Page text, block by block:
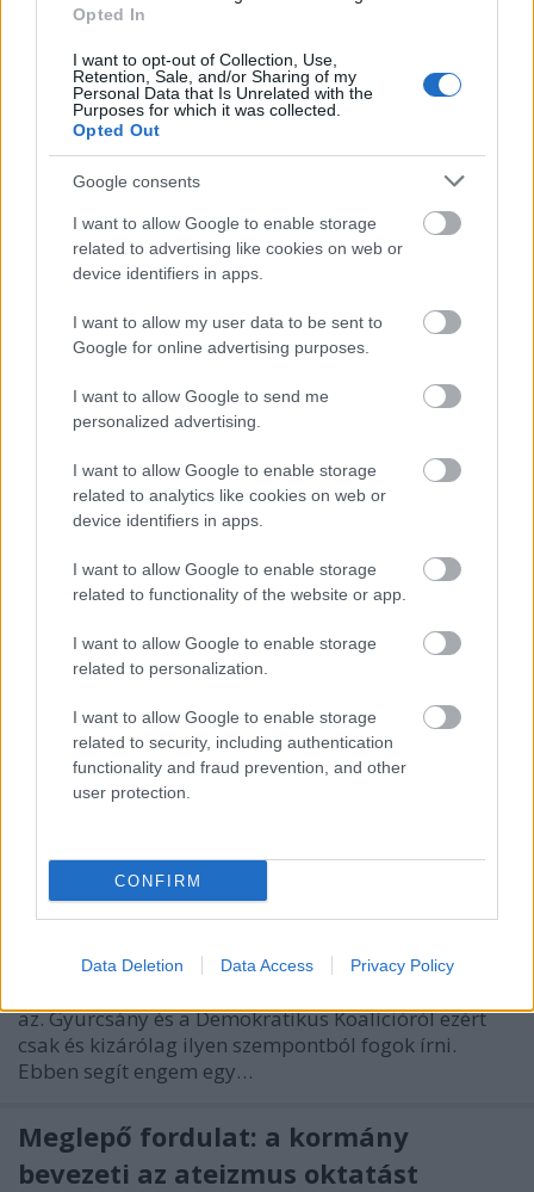
Opted In
I want to opt-out of Collection, Use,
Retention, Sale, and/or Sharing of my
Personal Data that Is Unrelated with the
Purposes for which it was collected.
Opted Out
Google consents
I want to allow Google to enable storage
related to advertising like cookies on web or
device identifiers in apps.
I want to allow my user data to be sent to
Google for online advertising purposes.
I want to allow Google to send me
personalized advertising.
I want to allow Google to enable storage
related to analytics like cookies on web or
device identifiers in apps.
I want to allow Google to enable storage
related to functionality of the website or app.
I want to allow Google to enable storage
related to personalization.
I want to allow Google to enable storage
related to security, including authentication
functionality and fraud prevention, and other
user protection.
CONFIRM
Data Deletion Data Access Privacy Policy
egy hónappal a bevétel előtt Mint arról már
olvashattunk pár hírt, a Budai Vár fokára egy
hatalmas "Szűz" Mária szobrot tervez Nagy Gábor
Tamás polgármester. Kérdezhetjük, hogy ugyan,
Orbán Viktor és a
történelemhamisítás
Internacionálén olyasmiket potyogtatott ki a száján,
ami az adott helyszínen érthető hazabeszélés volt, de
csak a rend kedvéért. Ez nem lesz egy frontális
támadás vagy egy totális analízis az…
Brendel Mátyás•2013. október 14.
csak akkor, és csak olyan mértékben, ahogy az az
az. Gyurcsány és a Demokratikus Koalícióról ezért
csak és kizárólag ilyen szempontból fogok írni.
Ebben segít engem egy…
Meglepő fordulat: a kormány
bevezeti az ateizmus oktatást